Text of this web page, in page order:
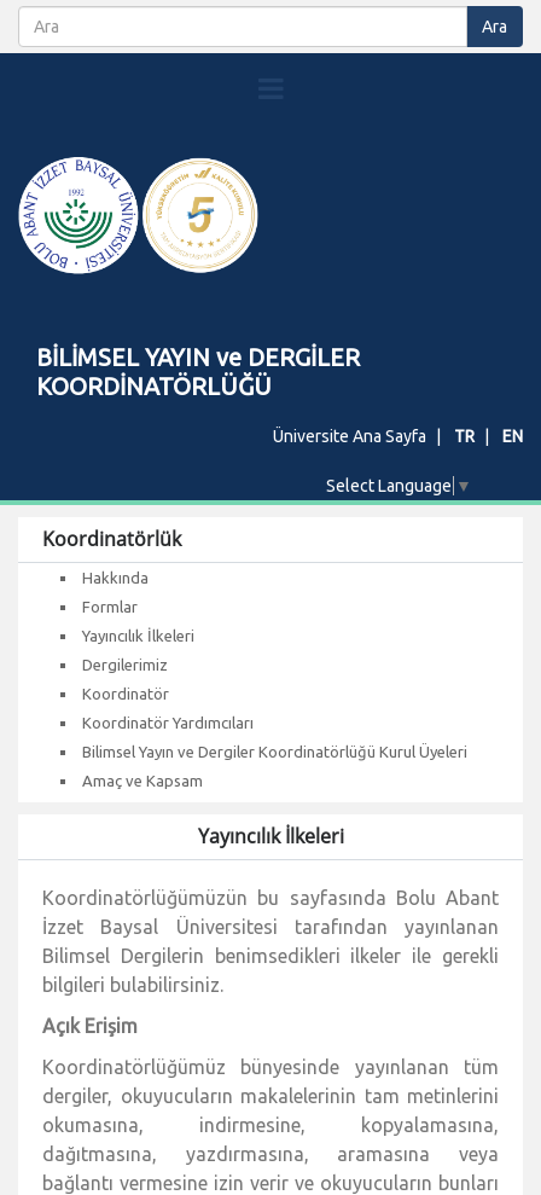
BİLİMSEL YAYIN ve DERGİLER
KOORDİNATÖRLÜĞÜ
Üniversite Ana Sayfa TR EN
Select Language ▼
Koordinatörlük
Hakkında
Formlar
Yayıncılık İlkeleri
Dergilerimiz
Koordinatör
Koordinatör Yardımcıları
Bilimsel Yayın ve Dergiler Koordinatörlüğü Kurul Üyeleri
Amaç ve Kapsam
Yayıncılık İlkeleri
Koordinatörlüğümüzün bu sayfasında Bolu Abant
İzzet Baysal Üniversitesi tarafından yayınlanan
Bilimsel Dergilerin benimsedikleri ilkeler ile gerekli
bilgileri bulabilirsiniz.
Açık Erişim
Koordinatörlüğümüz bünyesinde yayınlanan tüm
dergiler, okuyucuların makalelerinin tam metinlerini
okumasına, indirmesine, kopyalamasına,
dağıtmasına, yazdırmasına, aramasına veya
bağlantı vermesine izin verir ve okuyucuların bunları